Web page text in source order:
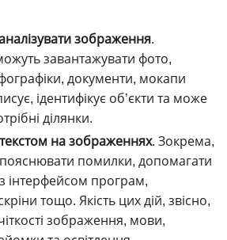
зображення.
завантажувати фото,
документи, мокапи
ідентифікує об’єкти та може
ділянки.
на зображеннях. Зокрема,
помилки, допомагати
інтерфейсом програм,
тощо. Якість цих дій, звісно,
зображення, мови,